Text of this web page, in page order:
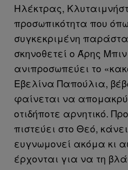
Ηλέκτρας,
προσωπικότητα που
συγκεκριμένη
σκηνοθετεί ο Άρης
ανιπροσωπεύει το
Εβελίνα Παπούλια,
φαίνεται να
οτιδήποτε αρνητικό.
πιστεύει στο Θεό,
ευγνωμονεί ακόμα κι
έρχονται για να τη